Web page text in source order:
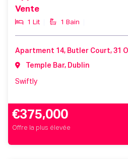
Vente
1 Lit 1 Bain
Temple Bar, Dublin
Swiftly
€375,000
Offre la plus élevée